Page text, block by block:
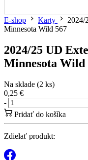
E-shop Karty
2024/
Minnesota Wild 567
2024/25 UD
Minnesota Wild
Na sklade (2 ks)
0,25 €
-
Pridať do košíka
Zdielať produkt: